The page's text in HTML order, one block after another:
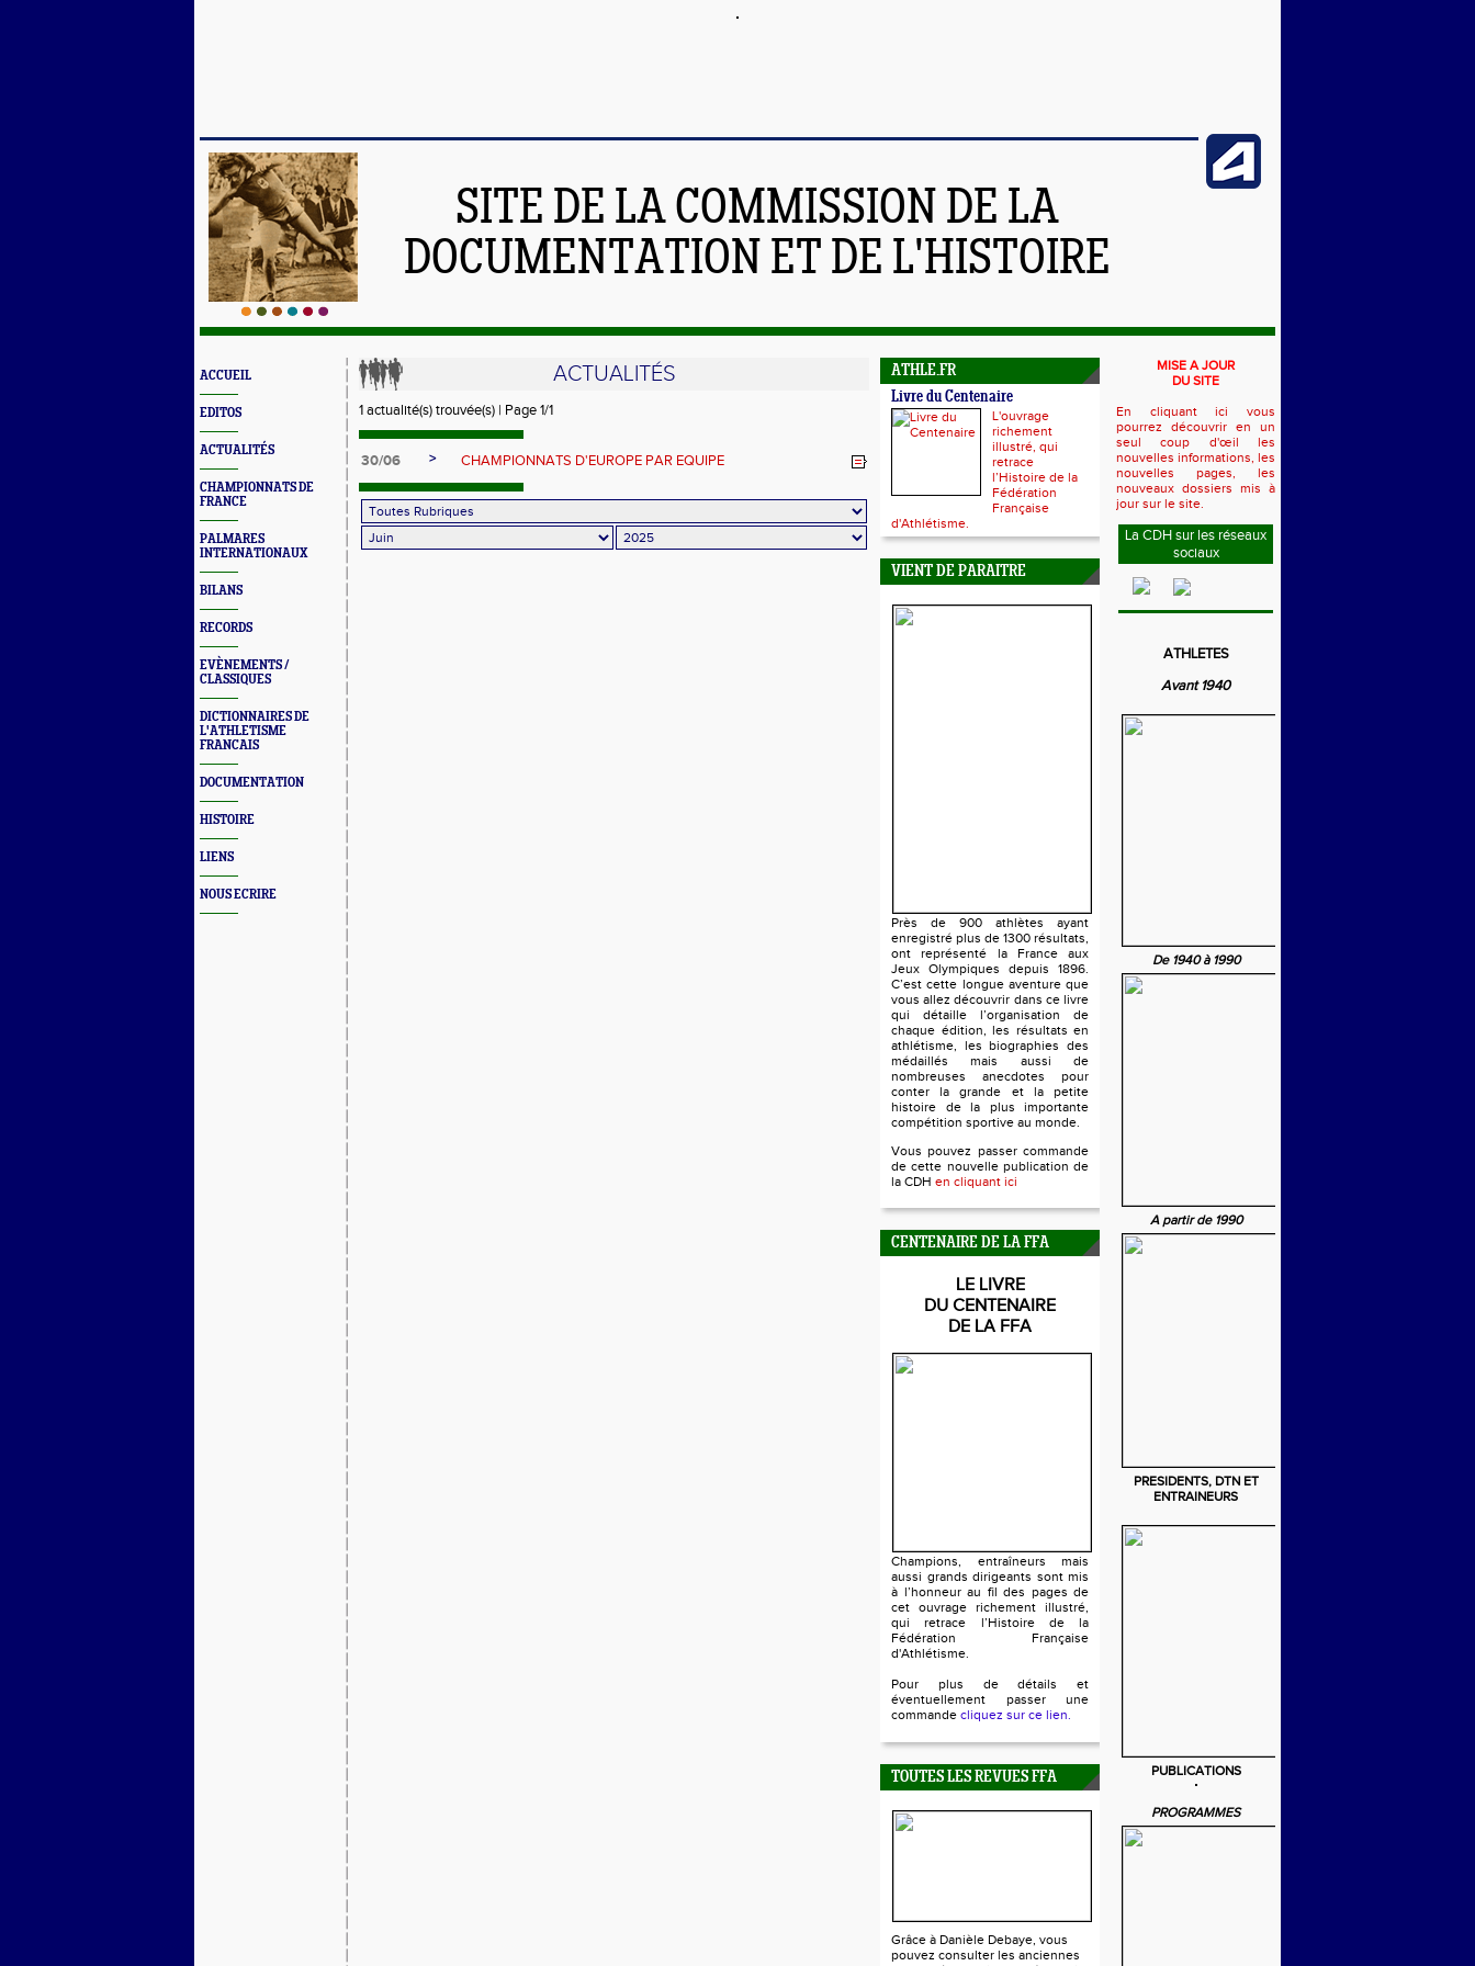
SITE DE LA COMMISSION DE LA
DOCUMENTATION ET DE L'HISTOIRE
ACCUEIL
EDITOS
ACTUALITÉS
CHAMPIONNATS DE
FRANCE
PALMARES
INTERNATIONAUX
BILANS
RECORDS
EVÈNEMENTS /
CLASSIQUES
DICTIONNAIRES DE
L'ATHLETISME
FRANCAIS
DOCUMENTATION
HISTOIRE
LIENS
NOUS ECRIRE
ACTUALITÉS
1 actualité(s) trouvée(s) | Page 1/1
30/06 > CHAMPIONNATS D'EUROPE PAR EQUIPE
ATHLE.FR
Livre du Centenaire
L'ouvrage
richement
illustré, qui
retrace
l’Histoire de la
Fédération
Française
d'Athlétisme.
VIENT DE PARAITRE
Près de 900 athlètes ayant
enregistré plus de 1300 résultats,
ont représenté la France aux
Jeux Olympiques depuis 1896.
C’est cette longue aventure que
vous allez découvrir dans ce livre
qui détaille l’organisation de
chaque édition, les résultats en
athlétisme, les biographies des
médaillés mais aussi de
nombreuses anecdotes pour
conter la grande et la petite
histoire de la plus importante
compétition sportive au monde.
Vous pouvez passer commande
de cette nouvelle publication de
la CDH en cliquant ici
CENTENAIRE DE LA FFA
LE LIVRE
DU CENTENAIRE
DE LA FFA
Champions, entraîneurs mais
aussi grands dirigeants sont mis
à l’honneur au fil des pages de
cet ouvrage richement illustré,
qui retrace l’Histoire de la
Fédération Française
d'Athlétisme.
Pour plus de détails et
éventuellement passer une
commande cliquez sur ce lien.
TOUTES LES REVUES FFA
Grâce à Danièle Debaye, vous
pouvez consulter les anciennes
MISE A JOUR
DU SITE
En cliquant ici vous
pourrez découvrir en un
seul coup d'œil les
nouvelles informations, les
nouvelles pages, les
nouveaux dossiers mis à
jour sur le site.
La CDH sur les réseaux
sociaux
ATHLETES
Avant 1940
De 1940 à 1990
A partir de 1990
PRESIDENTS, DTN ET
ENTRAINEURS
PUBLICATIONS
PROGRAMMES